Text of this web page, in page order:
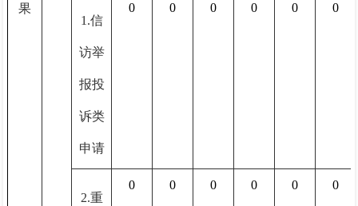
果
1.信
访举
报投
诉类
申请
0 0 0 0 0 0
2.重
0 0 0 0 0 0